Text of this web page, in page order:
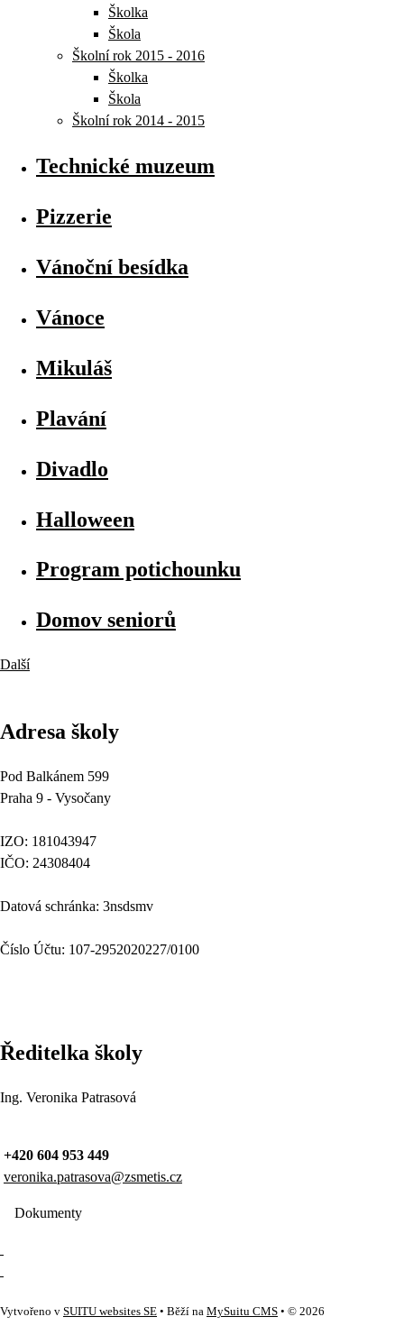
Školka
Škola
Školní rok 2015 - 2016
Školka
Škola
Školní rok 2014 - 2015
Technické muzeum
Pizzerie
Vánoční besídka
Vánoce
Mikuláš
Plavání
Divadlo
Halloween
Program potichounku
Domov seniorů
Další
Adresa školy
Pod Balkánem 599
Praha 9 - Vysočany
IZO: 181043947
IČO: 24308404
Datová schránka: 3nsdsmv
Číslo Účtu: 107-2952020227/0100
Ředitelka školy
Ing. Veronika Patrasová
+420 604 953 449
veronika.patrasova@zsmetis.cz
Dokumenty
Vytvořeno v SUITU websites SE • Běží na MySuitu CMS • © 2026